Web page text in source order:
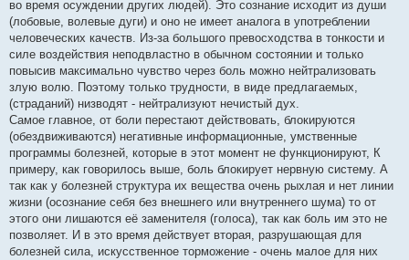
во время осуждении других людей). Это сознание исходит из души
(лобовые, волевые дуги) и оно не имеет аналога в употреблении
человеческих качеств. Из-за большого превосходства в тонкости и
силе воздействия неподвластно в обычном состоянии и только
повысив максимально чувство через боль можно нейтрализовать
злую волю. Поэтому только трудности, в виде предлагаемых,
(страданий) низводят - нейтрализуют нечистый дух.
Самое главное, от боли перестают действовать, блокируются
(обездвиживаются) негативные информационные, умственные
программы болезней, которые в этот момент не функционируют, К
примеру, как говорилось выше, боль блокирует нервную систему. А
так как у болезней структура их вещества очень рыхлая и нет линии
жизни (осознание себя без внешнего или внутреннего шума) то от
этого они лишаются её заменителя (голоса), так как боль им это не
позволяет. И в это время действует вторая, разрушающая для
болезней сила, искусственное торможение - очень малое для них